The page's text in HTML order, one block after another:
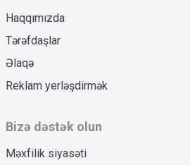
Haqqımızda
Tərəfdaşlar
Əlaqə
Reklam yerləşdirmək
Bizə dəstək olun
Məxfilik siyasəti